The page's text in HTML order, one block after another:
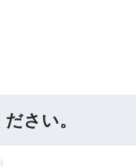
さい。